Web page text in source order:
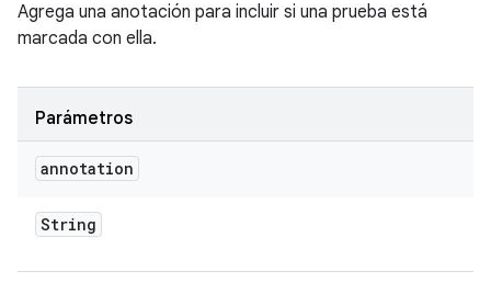
Agrega una anotación para incluir si una prueba está
marcada con ella.
Parámetros
annotation
String